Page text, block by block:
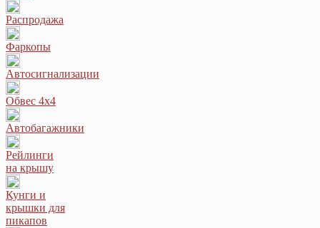
Распродажа
Фаркопы
Автосигнализации
Обвес 4х4
Автобагажники
Рейлинги
на крышу
Кунги и
крышки для
пикапов